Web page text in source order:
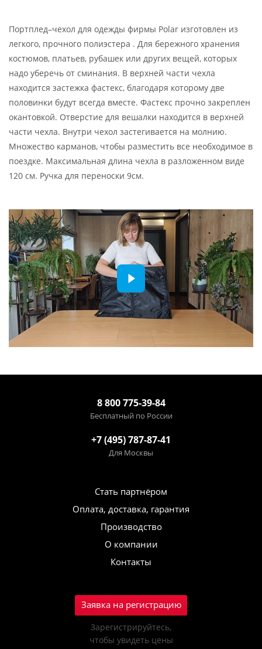
Портплед–чехол для одежды фирмы Polar изготовлен из
легкого, прочного полиэстера . Для бережного хранения
костюмов, платьев, рубашек или других вещей, которых
надо уберечь от сминания. В верхней части чехла
находится застежка фастекс, благодаря которому две
половинки будут всегда вместе. Фастекс прочно закреплен
окантовкой. Отверстие для вешалки находится в верхней
части чехла. Внутри чехол застегивается на молнию.
Множество карманов, чтобы разместить все необходимое в
поездке. Максимальная длина чехла в разложенном виде
120 см. Ручка для переноски 9см.
8 800 775-39-84
Бесплатный по России
+7 (495) 787-87-41
Для Москвы
Стать партнёром
Оплата, доставка, гарантия
Производство
О компании
Контакты
Заявка на регистрацию
Зарегистрируйтесь,
чтобы увидеть цены